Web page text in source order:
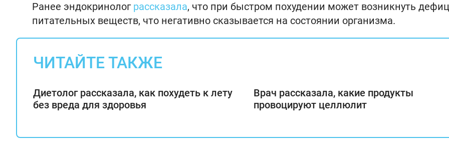
Ранее эндокринолог рассказала, что при быстром похудении может возникнуть
питательных веществ, что негативно сказывается на состоянии организма.
ЧИТАЙТЕ ТАКЖЕ
Диетолог рассказала, как похудеть к лету
без вреда для здоровья
Врач рассказала, какие продукты
провоцируют целлюлит